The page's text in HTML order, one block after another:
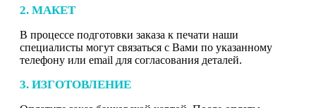
2. МАКЕТ
В процессе подготовки заказа к печати наши
специалисты могут связаться с Вами по указанному
телефону или email для согласования деталей.
3. ИЗГОТОВЛЕНИЕ